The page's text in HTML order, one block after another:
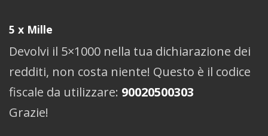
5 x Mille
Devolvi il 5×1000 nella tua dichiarazione dei
redditi, non costa niente! Questo è il codice
fiscale da utilizzare: 90020500303
Grazie!